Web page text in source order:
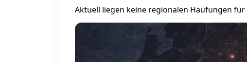
Aktuell liegen keine regionalen Häufungen für